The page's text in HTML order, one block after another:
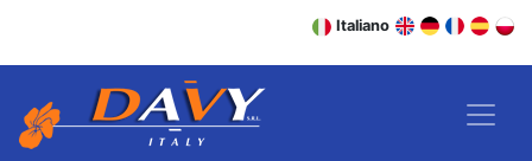
Italiano